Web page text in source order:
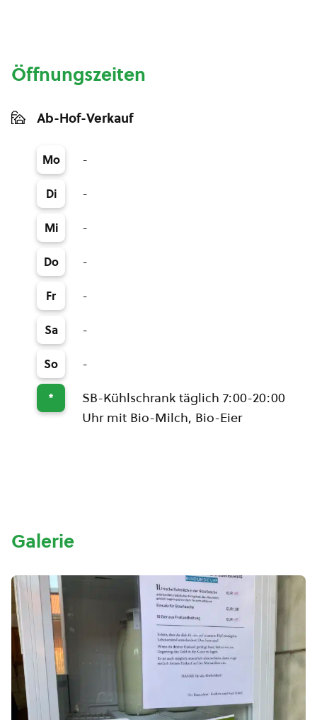
Öffnungszeiten
Ab-Hof-Verkauf
Mo -
Di -
Mi -
Do -
Fr -
Sa -
So -
*
SB-Kühlschrank täglich 7:00-20:00
Uhr mit Bio-Milch, Bio-Eier
Galerie